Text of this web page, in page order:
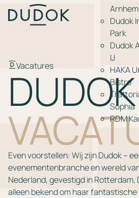
Arnhem
Dudok
Park
Dudok
IJ
HAKA
Bistro
Sophia
RDM
Vacatures
DUDOK
Even voorstellen: Wij zijn Dudok –
evenementenbranche en wereld
Nederland, gevestigd in
alleen bekend om haar